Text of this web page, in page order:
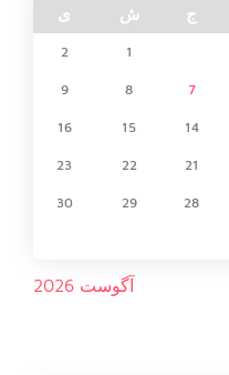
آگوست 2026
ج ش ی
1
2
7
8
9
14
15
16
21
22
23
28
29
30